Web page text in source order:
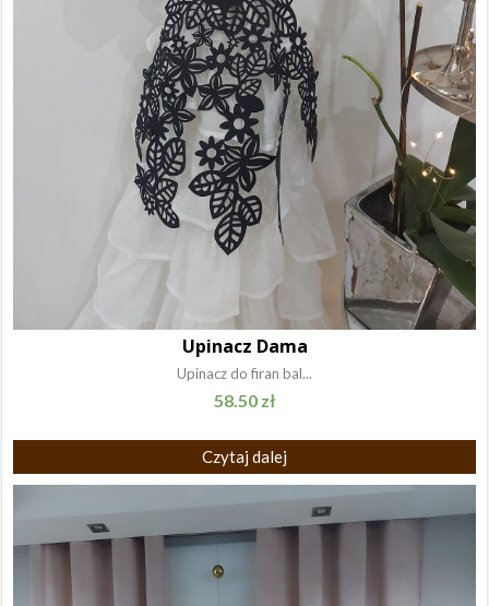
Upinacz Dama
Upinacz do firan bal...
58.50 zł
Czytaj dalej